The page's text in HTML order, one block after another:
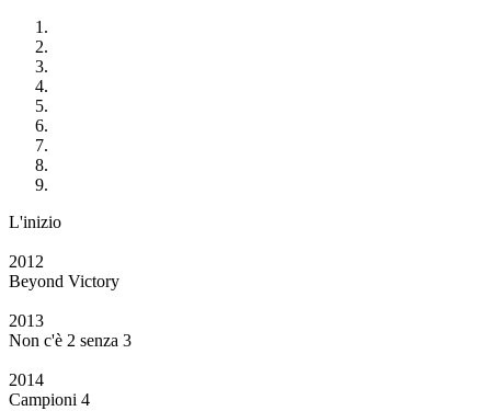
L'inizio
2012
Beyond Victory
2013
Non c'è 2 senza 3
2014
Campioni 4